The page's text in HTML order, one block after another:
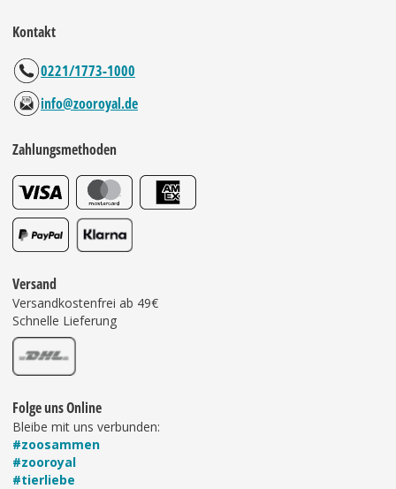
Kontakt
0221/1773-1000
info@zooroyal.de
Zahlungsmethoden
Versand
Versandkostenfrei ab 49€
Schnelle Lieferung
Folge uns Online
Bleibe mit uns verbunden:
#zoosammen
#zooroyal
#tierliebe